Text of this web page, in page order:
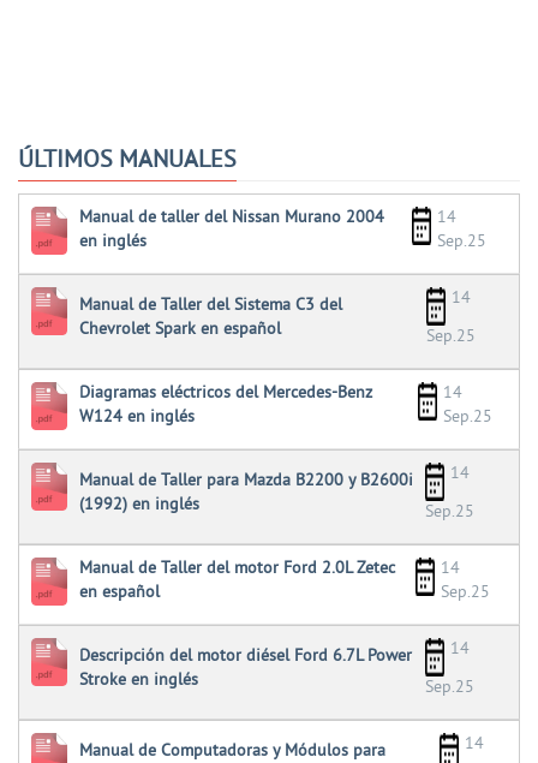
ÚLTIMOS MANUALES
Manual de taller del Nissan Murano 2004
en inglés
14
Sep.25
Manual de Taller del Sistema C3 del
Chevrolet Spark en español
14
Sep.25
Diagramas eléctricos del Mercedes-Benz
W124 en inglés
14
Sep.25
Manual de Taller para Mazda B2200 y B2600i
(1992) en inglés
14
Sep.25
Manual de Taller del motor Ford 2.0L Zetec
en español
14
Sep.25
Descripción del motor diésel Ford 6.7L Power
Stroke en inglés
14
Sep.25
Manual de Computadoras y Módulos para
14